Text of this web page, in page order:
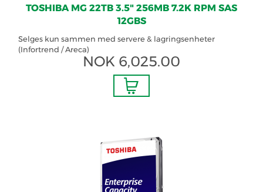
TOSHIBA MG 22TB 3.5" 256MB 7.2K RPM SAS
12GBS
Selges kun sammen med servere & lagringsenheter
(Infortrend / Areca)
NOK 6,025.00